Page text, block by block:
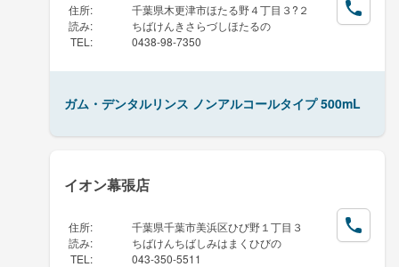
住所:
千葉県木更津市ほたる野４丁目３?２
読み:
ちばけんきさらづしほたるの
TEL : 0438-98-7350
ガム・デンタルリンス ノンアルコールタイプ 500mL
イオン幕張店
住所:
千葉県千葉市美浜区ひび野１丁目３
読み:
ちばけんちばしみはまくひびの
TEL : 043-350-5511